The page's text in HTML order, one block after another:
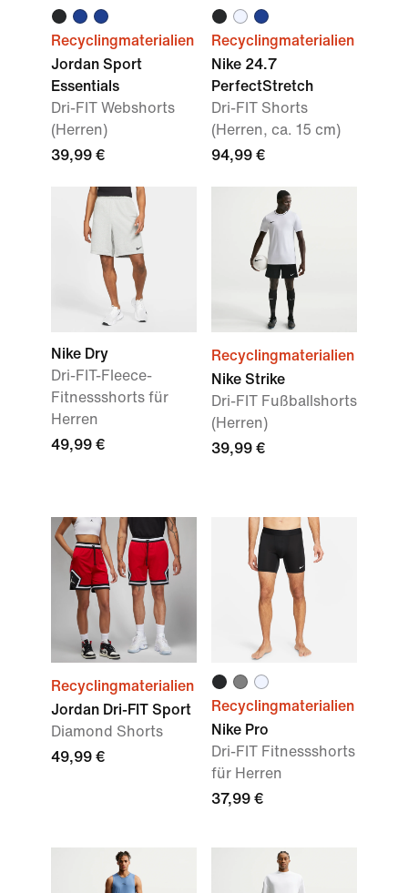
Recyclingmaterialien
Jordan Sport
Essentials
Dri-FIT Webshorts
(Herren)
39,99 €
Recyclingmaterialien
Nike 24.7
PerfectStretch
Dri-FIT Shorts
(Herren, ca. 15 cm)
94,99 €
Nike Dry
Dri-FIT-Fleece-
Fitnessshorts für
Herren
49,99 €
Recyclingmaterialien
Nike Strike
Dri-FIT Fußballshorts
(Herren)
39,99 €
Recyclingmaterialien
Jordan Dri-FIT Sport
Diamond Shorts
49,99 €
Recyclingmaterialien
Nike Pro
Dri-FIT Fitnessshorts
für Herren
37,99 €